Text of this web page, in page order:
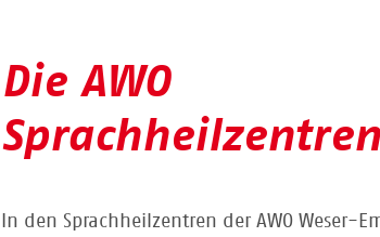
Die AWO
Sprachheilzentren
In den Sprachheilzentren der AWO Weser-